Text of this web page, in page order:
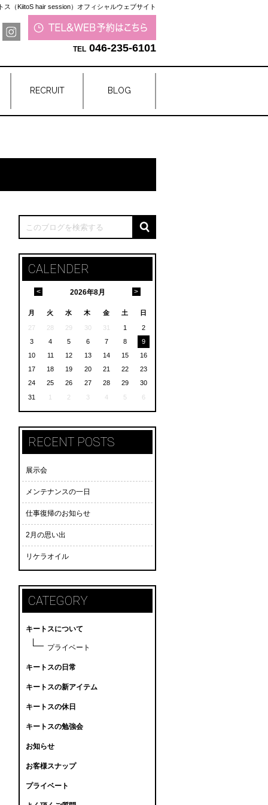
ス（KiitoS hair session）オフィシャルウェブサイト
046-235-6101
RECRUIT BLOG
CALENDER
2026年8月
< >
月 火 水 木 金 土 日
27 28 29 30 31 1
2
3
4 5 6 7 8
9
10
11 12 13 14 15
16
17
18 19 20 21 22
23
24
25 26 27 28 29
30
31
1 2 3 4 5 6
RECENT POSTS
展示会
メンテナンスの一日
仕事復帰のお知らせ
2月の思い出
リケラオイル
CATEGORY
キートスについて
プライベート
キートスの日常
キートスの新アイテム
キートスの休日
キートスの勉強会
お知らせ
お客様スナップ
プライベート